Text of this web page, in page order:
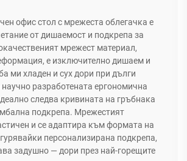
офис стол с мрежеста облегачка е
от дишаемост и подкрепа за
мрежест материал,
е изключително дишаем и
ми хладен и сух дори при дълги
разработената ергономична
следва кривината на гръбнака
подкрепа. Мрежестият
и се адаптира към формата на
персонализирана подкрепа,
задушно — дори през най-горещите